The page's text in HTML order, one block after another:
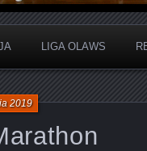
LIGA OLAWS
2019